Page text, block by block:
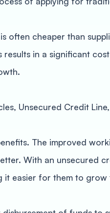
often cheaper than
in a significant
Unsecured Credit
The improved
With an unsecured
easier for them to grow